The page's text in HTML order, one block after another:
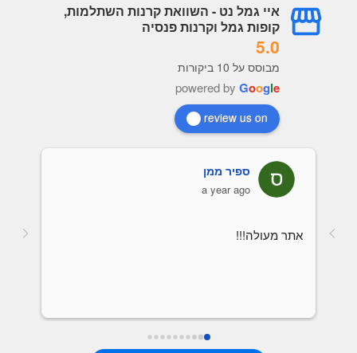
איי גמל נט - השוואת קרנות השתלמות,
קופות גמל וקרנות פנסיה
5.0
מבוסס על 10 ביקורות
powered by Google
review us on
ספיר ממן
a year ago
אתר מעולה!!!